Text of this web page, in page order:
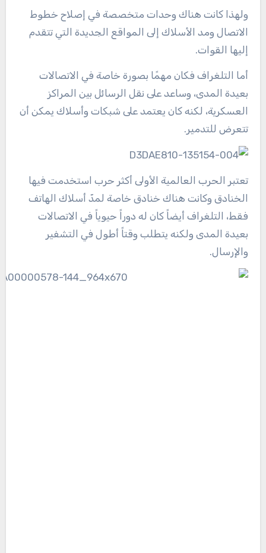
ولهذا كانت هناك وحدات متخصصة في إصلاح خطوط
الاتصال ومد الأسلاك إلى المواقع الجديدة التي تتقدم
إليها القوات.
أما التلغراف فكان مهمًا بصورة خاصة في الاتصالات
بعيدة المدى، وساعد على نقل الرسائل بين المراكز
العسكرية، لكنه كان يعتمد على شبكات وأسلاك يمكن أن
تتعرض للتدمير.
تعتبر الحرب العالمية الأولى أكثر حرب استخدمت فيها
الخنادق وكانت هناك خنادق خاصة لمدّ أسلاك الهاتف
فقط، التلغراف أيضاً كان له دوراً حيوياً في الاتصالات
بعيدة المدى ولكنه يتطلب وقتاً أطول في التشفير
والإرسال.